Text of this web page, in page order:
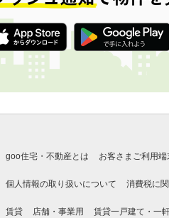
goo住宅・不動産とは お客さまご利用
個人情報の取り扱いについて 消費税に
賃貸 店舗・事業用 賃貸一戸建て・一